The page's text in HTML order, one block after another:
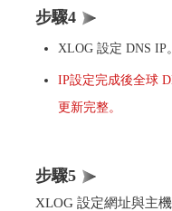
步驟4
XLOG 設定 DNS IP。
IP設定完成後全球
更新完整。
步驟5
XLOG 設定網址與主